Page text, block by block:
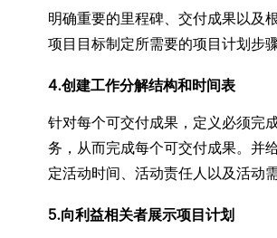
明确重要的里程碑、交付成果以及
项目目标制定所需要的项目计划步骤
4.创建工作分解结构和时间表
针对每个可交付成果，定义必须完
务，从而完成每个可交付成果。并
定活动时间、活动责任人以及活动
5.向利益相关者展示项目计划